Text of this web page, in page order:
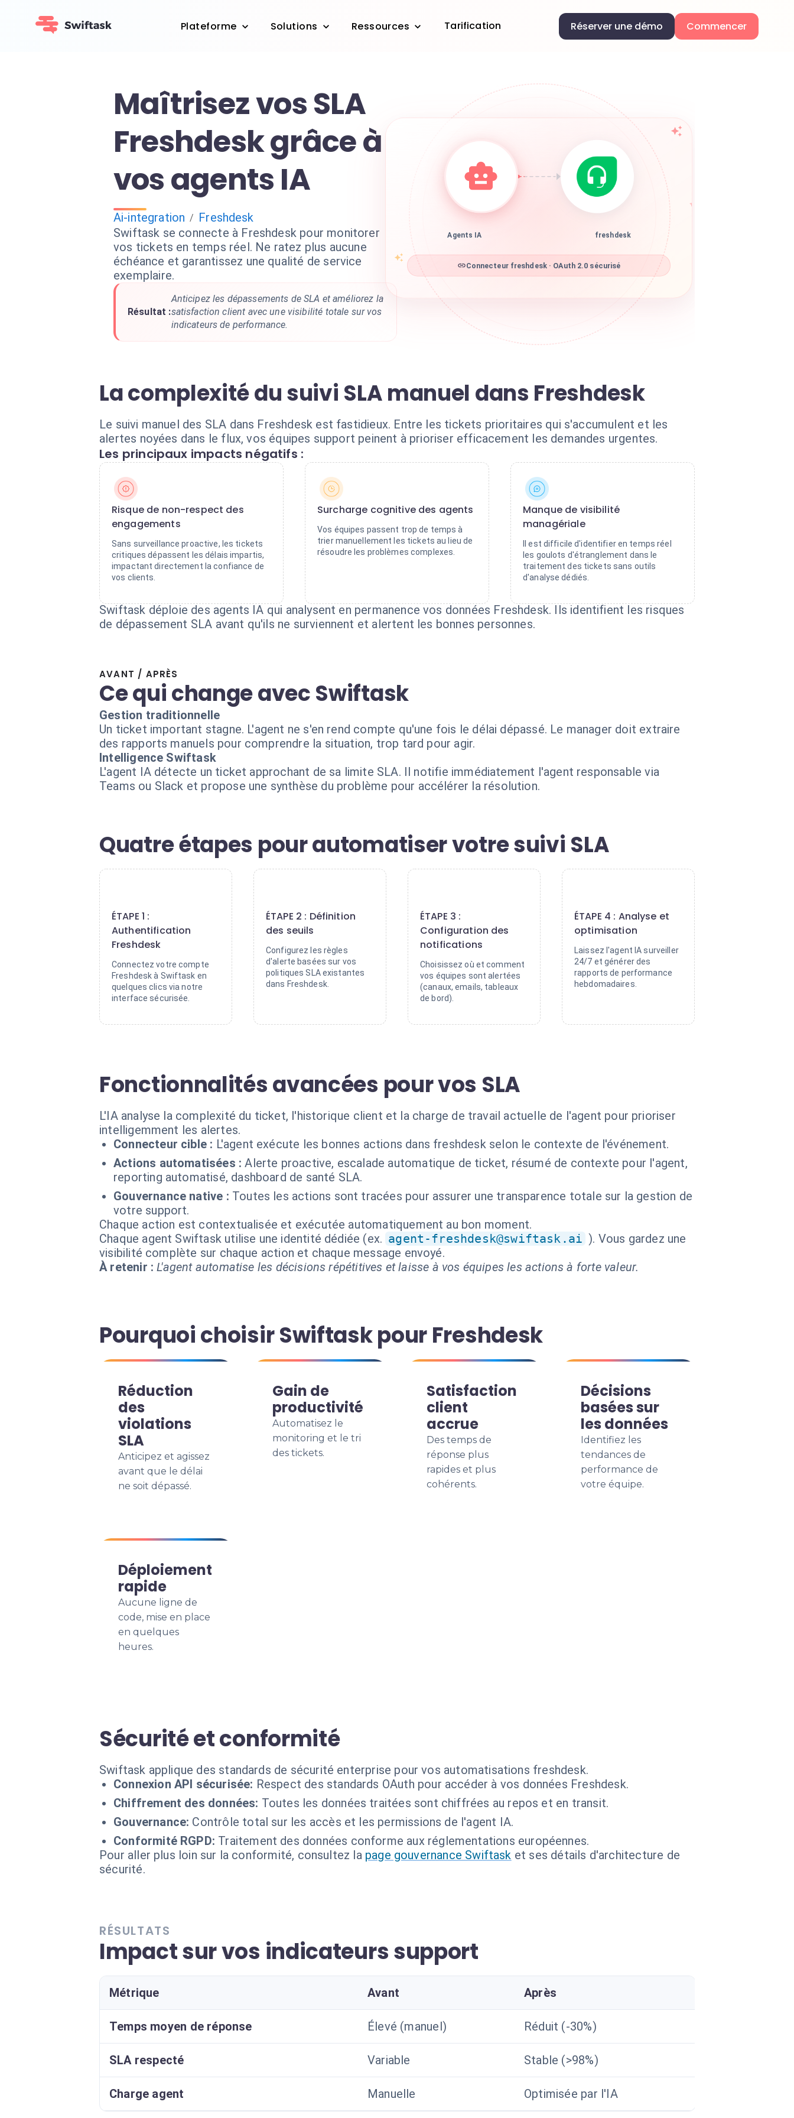
Plateforme Solutions Ressources Tarification Réserver une démo Commencer
Maîtrisez vos SLA
Freshdesk grâce à
vos agents IA
Ai-integration / Freshdesk
Swiftask se connecte à Freshdesk pour monitorer
vos tickets en temps réel. Ne ratez plus aucune
échéance et garantissez une qualité de service
exemplaire.
Résultat :
Anticipez les dépassements de SLA et améliorez la
satisfaction client avec une visibilité totale sur vos
indicateurs de performance.
Agents IA freshdesk
Connecteur freshdesk · OAuth 2.0 sécurisé
La complexité du suivi SLA manuel dans Freshdesk
Le suivi manuel des SLA dans Freshdesk est fastidieux. Entre les tickets prioritaires qui s'accumulent et les
alertes noyées dans le flux, vos équipes support peinent à prioriser efficacement les demandes urgentes.
Les principaux impacts négatifs :
Risque de non-respect des
engagements
Sans surveillance proactive, les tickets
critiques dépassent les délais impartis,
impactant directement la confiance de
vos clients.
Surcharge cognitive des agents
Vos équipes passent trop de temps à
trier manuellement les tickets au lieu de
résoudre les problèmes complexes.
Manque de visibilité
managériale
Il est difficile d'identifier en temps réel
les goulots d'étranglement dans le
traitement des tickets sans outils
d'analyse dédiés.
Swiftask déploie des agents IA qui analysent en permanence vos données Freshdesk. Ils identifient les risques
de dépassement SLA avant qu'ils ne surviennent et alertent les bonnes personnes.
AVANT / APRÈS
Ce qui change avec Swiftask
Gestion traditionnelle
Un ticket important stagne. L'agent ne s'en rend compte qu'une fois le délai dépassé. Le manager doit extraire
des rapports manuels pour comprendre la situation, trop tard pour agir.
Intelligence Swiftask
L'agent IA détecte un ticket approchant de sa limite SLA. Il notifie immédiatement l'agent responsable via
Teams ou Slack et propose une synthèse du problème pour accélérer la résolution.
Quatre étapes pour automatiser votre suivi SLA
ÉTAPE 1 :
Authentification
Freshdesk
Connectez votre compte
Freshdesk à Swiftask en
quelques clics via notre
interface sécurisée.
ÉTAPE 2 : Définition
des seuils
Configurez les règles
d'alerte basées sur vos
politiques SLA existantes
dans Freshdesk.
ÉTAPE 3 :
Configuration des
notifications
Choisissez où et comment
vos équipes sont alertées
(canaux, emails, tableaux
de bord).
ÉTAPE 4 : Analyse et
optimisation
Laissez l'agent IA surveiller
24/7 et générer des
rapports de performance
hebdomadaires.
Fonctionnalités avancées pour vos SLA
L'IA analyse la complexité du ticket, l'historique client et la charge de travail actuelle de l'agent pour prioriser
intelligemment les alertes.
Connecteur cible : L'agent exécute les bonnes actions dans freshdesk selon le contexte de l'événement.
Actions automatisées : Alerte proactive, escalade automatique de ticket, résumé de contexte pour l'agent,
reporting automatisé, dashboard de santé SLA.
Gouvernance native : Toutes les actions sont tracées pour assurer une transparence totale sur la gestion de
votre support.
Chaque action est contextualisée et exécutée automatiquement au bon moment.
Chaque agent Swiftask utilise une identité dédiée (ex. agent-freshdesk@swiftask.ai ). Vous gardez une
visibilité complète sur chaque action et chaque message envoyé.
À retenir : L'agent automatise les décisions répétitives et laisse à vos équipes les actions à forte valeur.
Pourquoi choisir Swiftask pour Freshdesk
Réduction
des
violations
SLA
Anticipez et agissez
avant que le délai
ne soit dépassé.
Gain de
productivité
Automatisez le
monitoring et le tri
des tickets.
Satisfaction
client
accrue
Des temps de
réponse plus
rapides et plus
cohérents.
Décisions
basées sur
les données
Identifiez les
tendances de
performance de
votre équipe.
Déploiement
rapide
Aucune ligne de
code, mise en place
en quelques
heures.
Sécurité et conformité
Swiftask applique des standards de sécurité enterprise pour vos automatisations freshdesk.
Connexion API sécurisée: Respect des standards OAuth pour accéder à vos données Freshdesk.
Chiffrement des données: Toutes les données traitées sont chiffrées au repos et en transit.
Gouvernance: Contrôle total sur les accès et les permissions de l'agent IA.
Conformité RGPD: Traitement des données conforme aux réglementations européennes.
Pour aller plus loin sur la conformité, consultez la page gouvernance Swiftask et ses détails d'architecture de
sécurité.
RÉSULTATS
Impact sur vos indicateurs support
Métrique Avant Après
Temps moyen de réponse Élevé (manuel) Réduit (-30%)
SLA respecté Variable Stable (>98%)
Charge agent Manuelle Optimisée par l'IA